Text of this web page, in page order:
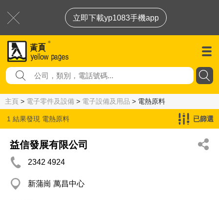
立即下載yp1083手機app
主頁 > 電子零件及設備 > 電子設備及用品 > 電熱原料
1 結果發現 電熱原料 已篩選
益信發展有限公司
2342 4924
新蒲崗 萬昌中心